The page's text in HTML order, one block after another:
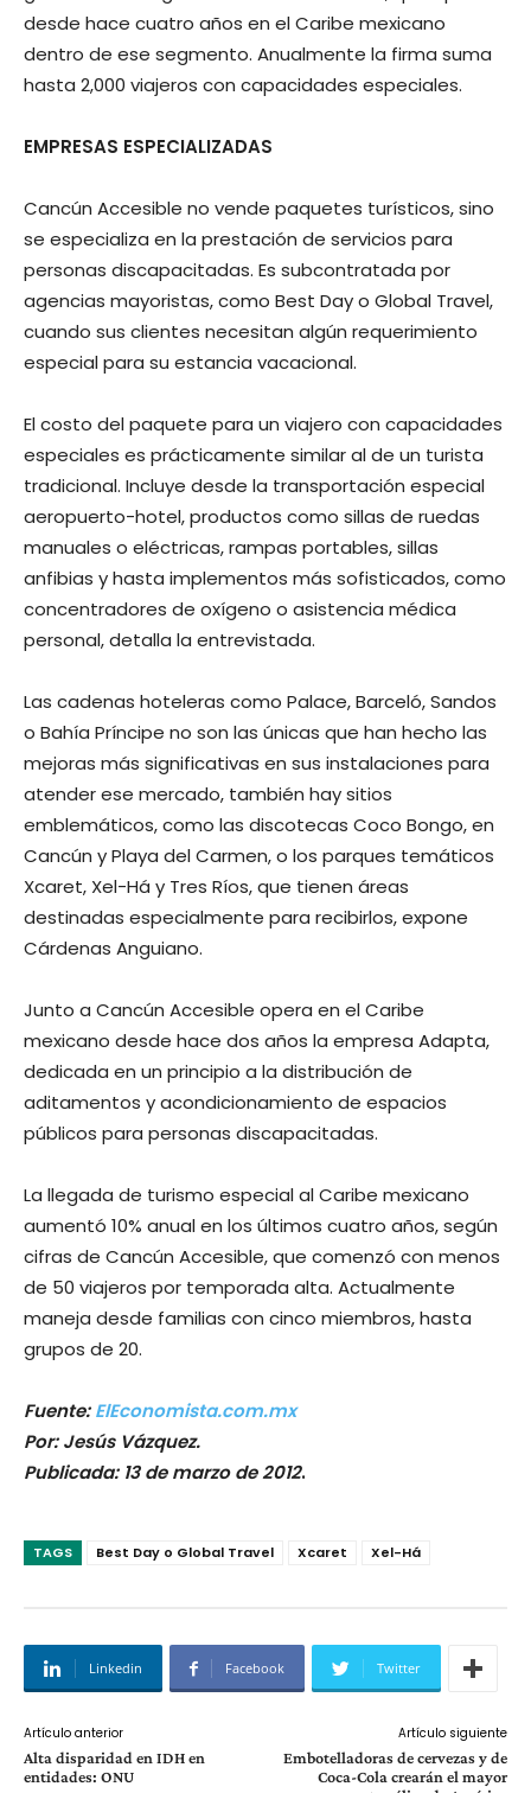
desde hace cuatro años en el Caribe mexicano
dentro de ese segmento. Anualmente la firma suma
hasta 2,000 viajeros con capacidades especiales.
EMPRESAS ESPECIALIZADAS
Cancún Accesible no vende paquetes turísticos, sino
se especializa en la prestación de servicios para
personas discapacitadas. Es subcontratada por
agencias mayoristas, como Best Day o Global Travel,
cuando sus clientes necesitan algún requerimiento
especial para su estancia vacacional.
El costo del paquete para un viajero con capacidades
especiales es prácticamente similar al de un turista
tradicional. Incluye desde la transportación especial
aeropuerto-hotel, productos como sillas de ruedas
manuales o eléctricas, rampas portables, sillas
anfibias y hasta implementos más sofisticados, como
concentradores de oxígeno o asistencia médica
personal, detalla la entrevistada.
Las cadenas hoteleras como Palace, Barceló, Sandos
o Bahía Príncipe no son las únicas que han hecho las
mejoras más significativas en sus instalaciones para
atender ese mercado, también hay sitios
emblemáticos, como las discotecas Coco Bongo, en
Cancún y Playa del Carmen, o los parques temáticos
Xcaret, Xel-Há y Tres Ríos, que tienen áreas
destinadas especialmente para recibirlos, expone
Cárdenas Anguiano.
Junto a Cancún Accesible opera en el Caribe
mexicano desde hace dos años la empresa Adapta,
dedicada en un principio a la distribución de
aditamentos y acondicionamiento de espacios
públicos para personas discapacitadas.
La llegada de turismo especial al Caribe mexicano
aumentó 10% anual en los últimos cuatro años, según
cifras de Cancún Accesible, que comenzó con menos
de 50 viajeros por temporada alta. Actualmente
maneja desde familias con cinco miembros, hasta
grupos de 20.
Fuente:ElEconomista.com.mx
Por: Jesús Vázquez.
Publicada: 13 de marzo de 2012.
TAGS Best Day o Global Travel Xcaret Xel-Há
Linkedin Facebook Twitter
Artículo anterior
Alta disparidad en IDH en
entidades: ONU
Artículo siguiente
Embotelladoras de cervezas y de
Coca-Cola crearán el mayor